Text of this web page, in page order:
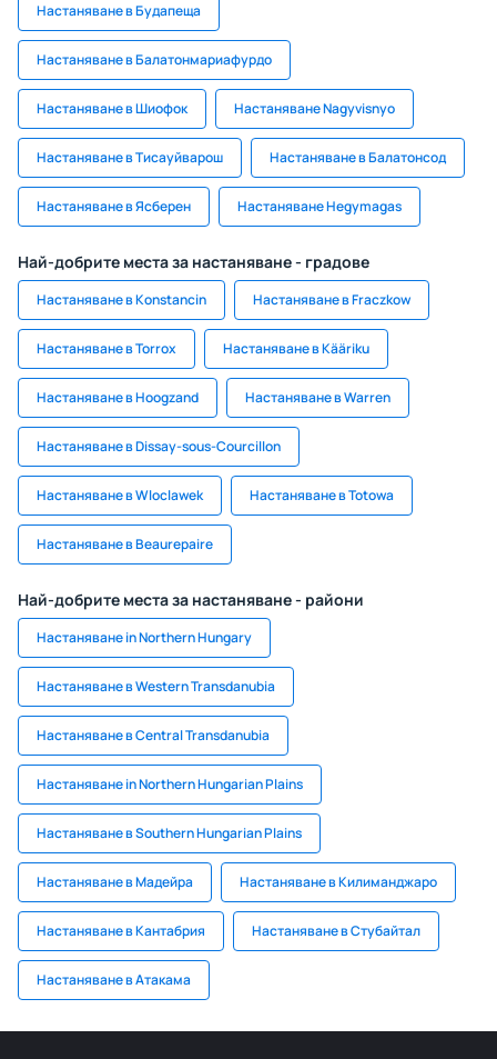
Настаняване в Будапеща
Настаняване в Балатонмариафурдо
Настаняване в Шиофок Настаняване Nagyvisnyo
Настаняване в Тисауйварош Настаняване в Балатонсод
Настаняване в Ясберен Настаняване Hegymagas
Най-добрите места за настаняване - градове
Настаняване в Konstancin Настаняване в Fraczkow
Настаняване в Torrox Настаняване в Kääriku
Настаняване в Hoogzand Настаняване в Warren
Настаняване в Dissay-sous-Courcillon
Настаняване в Wloclawek Настаняване в Totowa
Настаняване в Beaurepaire
Най-добрите места за настаняване - райони
Настаняване in Northern Hungary
Настаняване в Western Transdanubia
Настаняване в Central Transdanubia
Настаняване in Northern Hungarian Plains
Настаняване в Southern Hungarian Plains
Настаняване в Мадейра Настаняване в Килиманджаро
Настаняване в Кантабрия Настаняване в Стубайтал
Настаняване в Атакама